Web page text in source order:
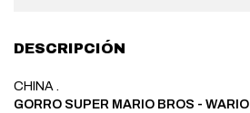
DESCRIPCIÓN
CHINA .
GORRO SUPER MARIO BROS - WARIO